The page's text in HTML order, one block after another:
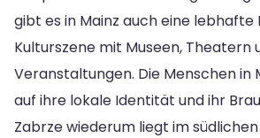
gibt es in Mainz auch eine lebhafte
Kulturszene mit Museen, Theatern
Veranstaltungen. Die Menschen in
auf ihre lokale Identität und ihr
Zabrze wiederum liegt im